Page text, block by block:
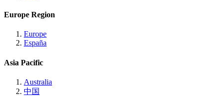
Europe Region
Europe
España
Asia Pacific
Australia
中国